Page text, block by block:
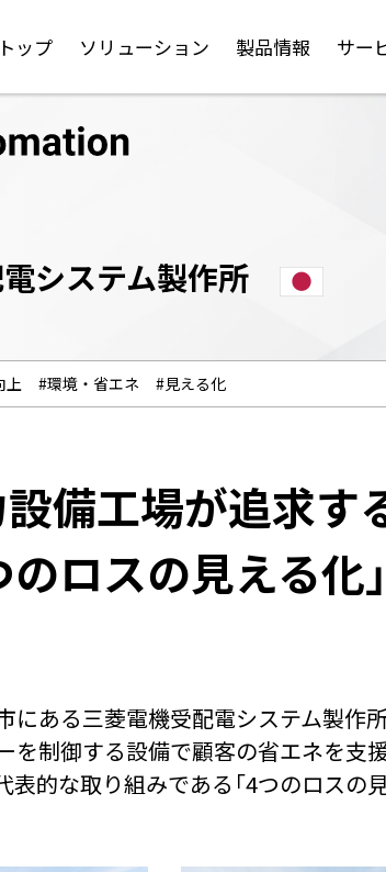
ップ ソリューション 製品情報 サー
システム製作所
上 #環境・省エネ #見える化
備工場が追求す
のロスの見える
にある三菱電機受配電システム製作
を制御する設備で顧客の省エネを支
表的な取り組みである「4つのロスの